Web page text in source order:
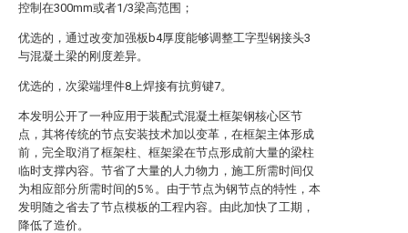
控制在300mm或者1/3梁高范围；
优选的，通过改变加强板b4厚度能够调整工字型钢接头3
与混凝土梁的刚度差异。
优选的，次梁端埋件8上焊接有抗剪键7。
本发明公开了一种应用于装配式混凝土框架钢核心区节
点，其将传统的节点安装技术加以变革，在框架主体形成
前，完全取消了框架柱、框架梁在节点形成前大量的梁柱
临时支撑内容。节省了大量的人力物力，施工所需时间仅
为相应部分所需时间的5％。由于节点为钢节点的特性，本
发明随之省去了节点模板的工程内容。由此加快了工期，
降低了造价。